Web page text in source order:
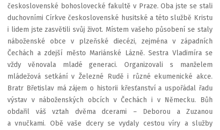
československé bohoslovecké fakultě v Praze. Oba jste se stali
duchovními Církve československé husitské a této službě Kristu
i lidem jste zasvětili svůj život. Místem vašeho působení se staly
náboženské obce v plzeňské diecézi, zejména v západních
Čechách a zdejší město Mariánské Lázně. Sestra Vladimíra se
vždy věnovala mladé generaci. Organizovali s manželem
mládežová setkání v Železné Rudě i různé ekumenické akce.
Bratr Břetislav má zájem o historii křesťanství a uspořádal řadu
výstav v náboženských obcích v Čechách i v Německu. Bůh
obdařil váš vztah dvěma dcerami – Deborou a Zuzanou
a vnučkami. Obě vaše dcery se vydaly cestou víry a služby